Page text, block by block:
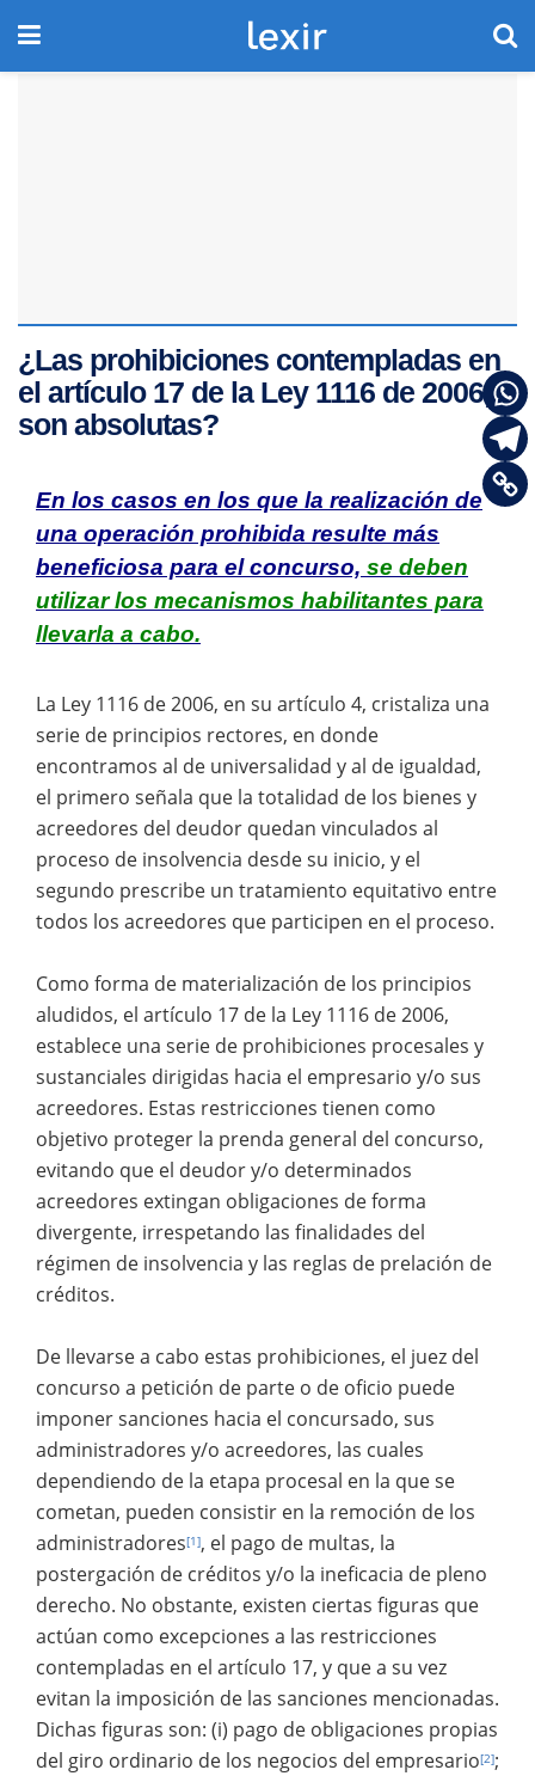
¿Las prohibiciones contempladas en
el artículo 17 de la Ley 1116 de 2006,
son absolutas?
En los casos en los que la realización de
una operación prohibida resulte más
beneficiosa para el concurso, se deben
utilizar los mecanismos habilitantes para
llevarla a cabo.
La Ley 1116 de 2006, en su artículo 4, cristaliza una
serie de principios rectores, en donde
encontramos al de universalidad y al de igualdad,
el primero señala que la totalidad de los bienes y
acreedores del deudor quedan vinculados al
proceso de insolvencia desde su inicio, y el
segundo prescribe un tratamiento equitativo entre
todos los acreedores que participen en el proceso.
Como forma de materialización de los principios
aludidos, el artículo 17 de la Ley 1116 de 2006,
establece una serie de prohibiciones procesales y
sustanciales dirigidas hacia el empresario y/o sus
acreedores. Estas restricciones tienen como
objetivo proteger la prenda general del concurso,
evitando que el deudor y/o determinados
acreedores extingan obligaciones de forma
divergente, irrespetando las finalidades del
régimen de insolvencia y las reglas de prelación de
créditos.
De llevarse a cabo estas prohibiciones, el juez del
concurso a petición de parte o de oficio puede
imponer sanciones hacia el concursado, sus
administradores y/o acreedores, las cuales
dependiendo de la etapa procesal en la que se
cometan, pueden consistir en la remoción de los
administradores[1], el pago de multas, la
postergación de créditos y/o la ineficacia de pleno
derecho. No obstante, existen ciertas figuras que
actúan como excepciones a las restricciones
contempladas en el artículo 17, y que a su vez
evitan la imposición de las sanciones mencionadas.
Dichas figuras son: (i) pago de obligaciones propias
del giro ordinario de los negocios del empresario[2];